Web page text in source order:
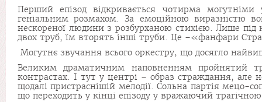
Перший епізод відкривається чотирма могутніми
геніальним розмахом. За емо­ційною виразністю
нескореної людини з розбурханою стихією. Лише під
двох труб, їм вторять інші труби. Це –«фанфари
Могутнє звучання всього оркестру, що досягло
Великим драматичним наповненням пройнятий
контрастах. І тут у центрі – образ страждання, але
щодалі пристраснішій мелодії. Сольна партія мецо-
що переходить у кінці епізоду у вражаючий